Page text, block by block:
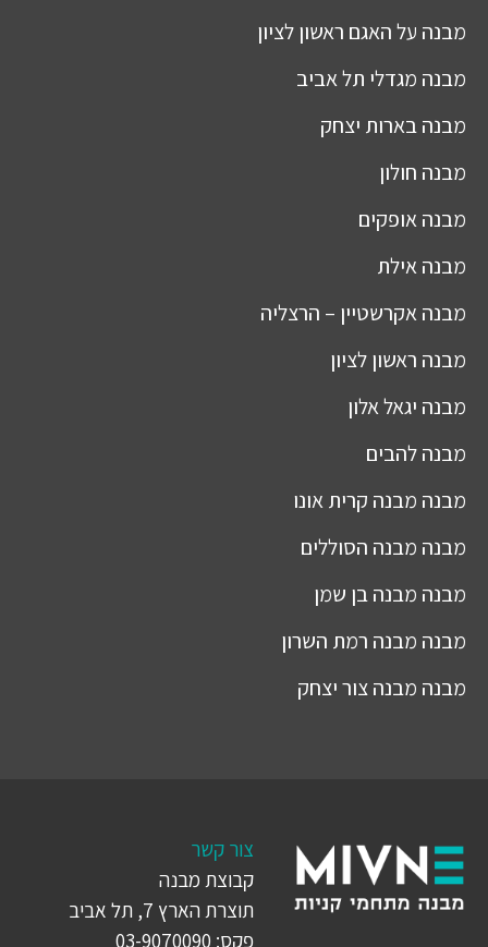
מבנה על האגם ראשון לציון
מבנה מגדלי תל אביב
מבנהבארות יצחק
מבנה חולון
מבנהאופקים
מבנהאילת
מבנהאקרשטיין – הרצליה
מבנה ראשון לציון
מבנה יגאל אלון
מבנהלהבים
מבנה מבנה קרית אונו
מבנה מבנה הסוללים
מבנה מבנה בן שמן
מבנה מבנה רמת השרון
מבנה מבנה צור יצחק
צור קשר
קבוצת מבנה
תוצרת הארץ 7, תל אביב
פקס: 03-9070090